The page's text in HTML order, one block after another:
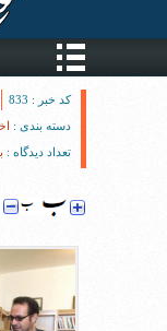
کد خبر : 833
دسته بندی :
تعداد دیدگاه :